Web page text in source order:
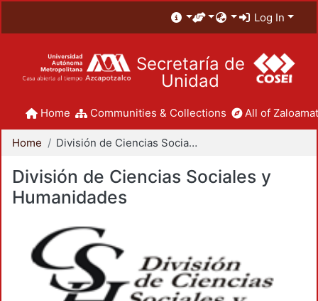
Log In
Secretaría de
Unidad
Home Communities & Collections All of
Home División de Ciencias Sociales y Humanidades
División de Ciencias Sociales y
Humanidades